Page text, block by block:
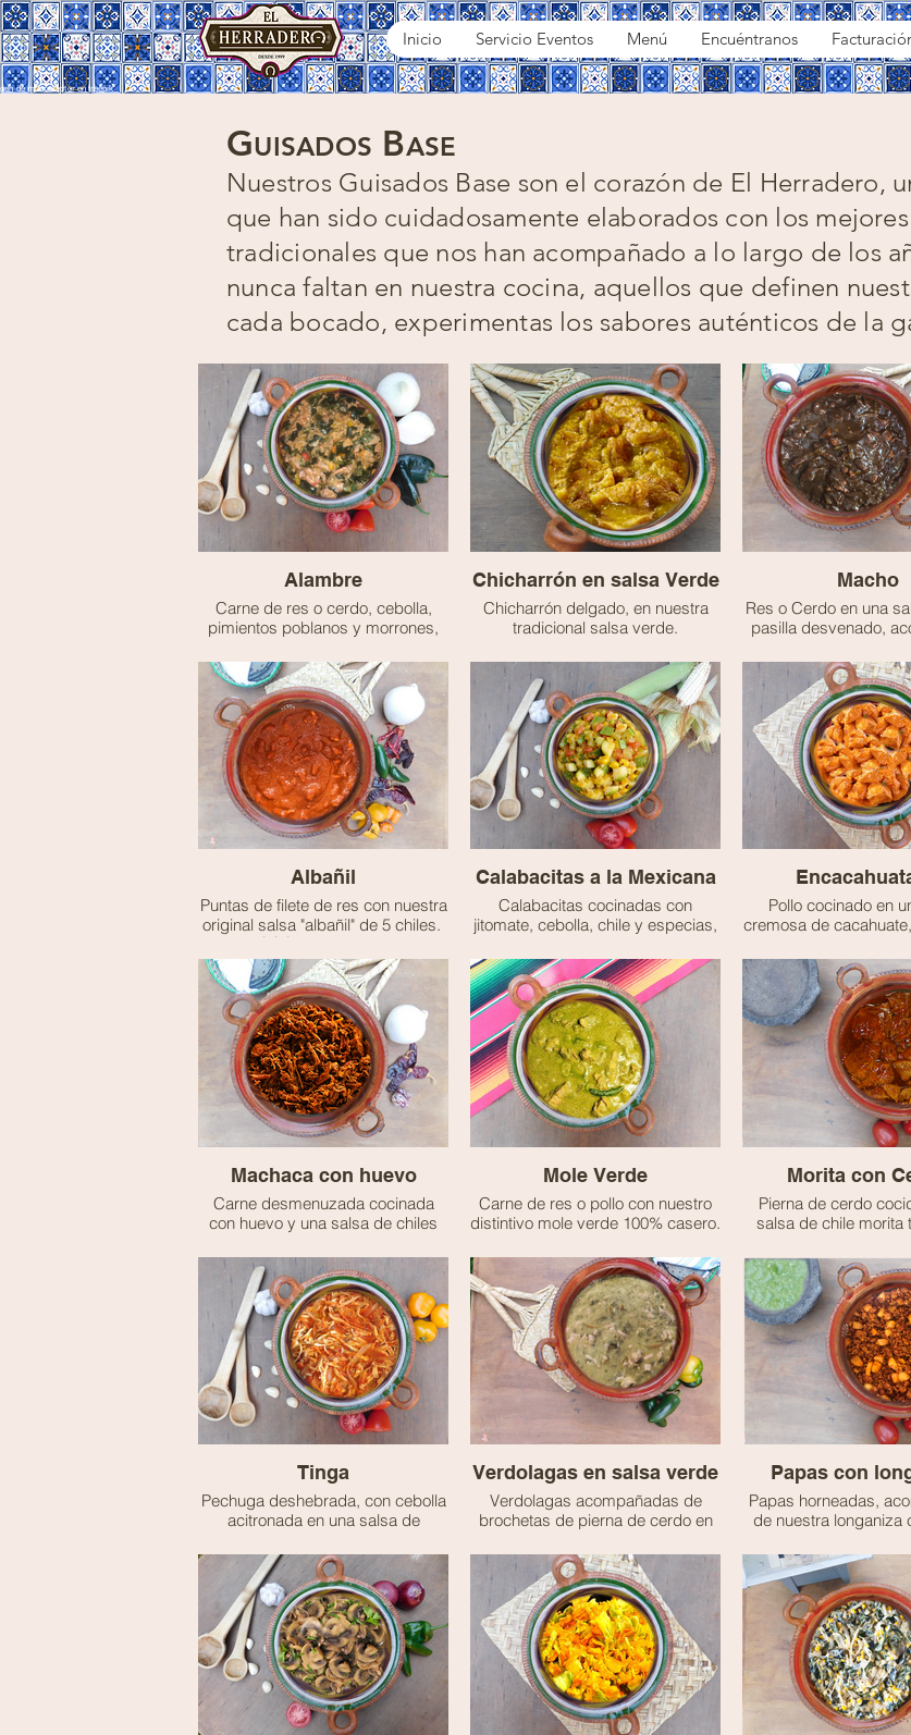
Inicio Servicio Eventos Menú Encuéntranos
de macrovector en freepik
GUISADOS BASE
Nuestros Guisados Base son el corazón de El Herradero,
que han sido cuidadosamente elaborados con los
tradicionales que nos han acompañado a lo largo de los
nunca faltan en nuestra cocina, aquellos que definen
cada bocado, experimentas los sabores auténticos de la
Alambre
Carne de res o cerdo, cebolla,
pimientos poblanos y morrones,
crema.
🐮 Contiene lácteos
Chicharrón en salsa Verde
Chicharrón delgado, en nuestra
tradicional salsa verde.
Macho
Res o Cerdo en una
pasilla desvenado,
🫑 No es
Albañil
Puntas de filete de res con nuestra
original salsa "albañil" de 5 chiles.
🌶️🌶️🌶️ - Muy Picante
Calabacitas a la Mexicana
Calabacitas cocinadas con
jitomate, cebolla, chile y especias,
lleno de sabor.
🫑 No contiene picante
🐮 Contiene lácteos
Pollo cocinado en
cremosa de
🫑 Muy poco
🥜 Contiene
Machaca con huevo
Carne desmenuzada cocinada
con huevo y una salsa de chiles
o comida con mucho sabor.
🌶️ - Picante
Mole Verde
Carne de res o pollo con nuestro
distintivo mole verde 100% casero.
Morita con
Pierna de cerdo
salsa de chile morita
ligeramente picante,
especias y finas
🌶️ - Picante
Tinga
Pechuga deshebrada, con cebolla
acitronada en una salsa de
🌶️ - Picante
Verdolagas en salsa verde
Verdolagas acompañadas de
brochetas de pierna de cerdo en
🫑 No es picante
Papas con
Papas horneadas,
de nuestra longaniza
🫑 No es
🧸 Ideal para